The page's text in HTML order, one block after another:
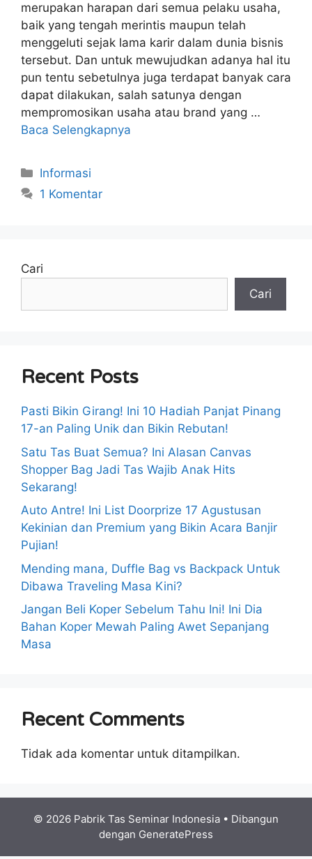
merupakan harapan dari semua pelaku usaha,
baik yang tengah merintis maupun telah
menggeluti sejak lama karir dalam dunia bisnis
tersebut. Dan untuk mewujudkan adanya hal itu
pun tentu sebetulnya juga terdapat banyak cara
dapat dilakukan, salah satunya dengan
mempromosikan usaha atau brand yang …
Baca Selengkapnya
Kategori
Informasi
1 Komentar
Cari
Cari
Recent Posts
Pasti Bikin Girang! Ini 10 Hadiah Panjat Pinang
17-an Paling Unik dan Bikin Rebutan!
Satu Tas Buat Semua? Ini Alasan Canvas
Shopper Bag Jadi Tas Wajib Anak Hits
Sekarang!
Auto Antre! Ini List Doorprize 17 Agustusan
Kekinian dan Premium yang Bikin Acara Banjir
Pujian!
Mending mana, Duffle Bag vs Backpack Untuk
Dibawa Traveling Masa Kini?
Jangan Beli Koper Sebelum Tahu Ini! Ini Dia
Bahan Koper Mewah Paling Awet Sepanjang
Masa
Recent Comments
Tidak ada komentar untuk ditampilkan.
© 2026 Pabrik Tas Seminar Indonesia • Dibangun
dengan GeneratePress